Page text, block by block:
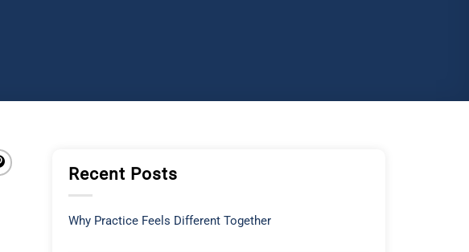
Recent Posts
Why Practice Feels Different Together